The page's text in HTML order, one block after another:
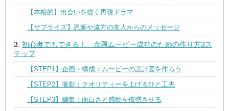
【本格的】出会いを描く再現ドラマ
【サプライズ】恩師や遠方の友人からのメッセージ
初心者でもできる！ 余興ムービー成功のための作り方3ス
テップ
【STEP1】企画・構成：ムービーの設計図を作ろう
【STEP2】撮影：クオリティーを上げるひと工夫
【STEP3】編集：面白さと感動を倍増させる